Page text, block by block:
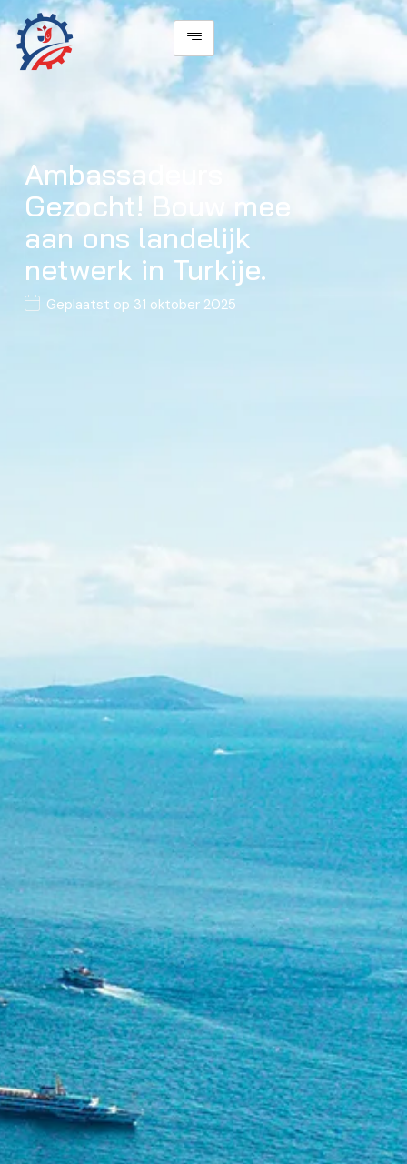
Ambassadeurs
Gezocht! Bouw mee
aan ons landelijk
netwerk in Turkije.
Geplaatst op 31 oktober 2025